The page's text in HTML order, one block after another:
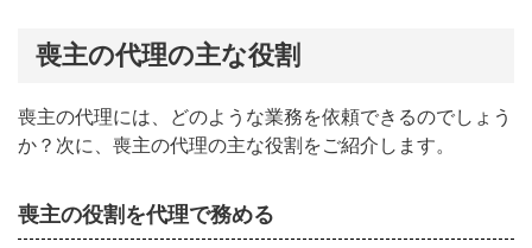
喪主の代理の主な役割
喪主の代理には、どのような業務を依頼できるのでしょう
か？次に、喪主の代理の主な役割をご紹介します。
喪主の役割を代理で務める